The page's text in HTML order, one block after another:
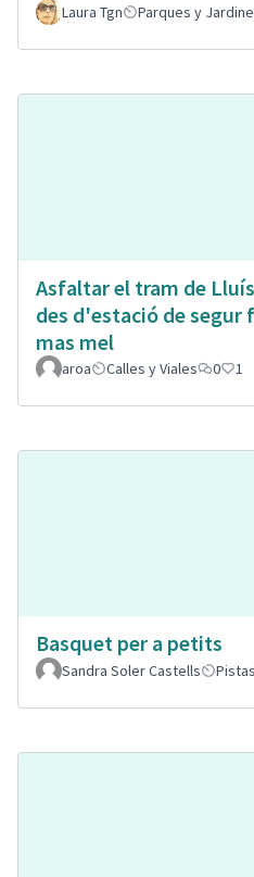
Laura Tgn
Parques y
Asfaltar el tram de
des d'estació de segur
mas mel
aroa Calles y Viales 0 1
Basquet per a petits
Sandra Soler Castells